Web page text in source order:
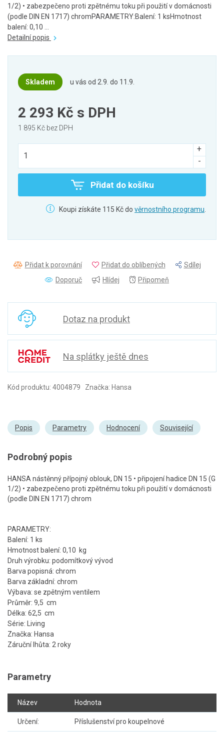
1/2) • zabezpečeno proti zpětnému toku při použití v domácnosti
(podle DIN EN 1717) chromPARAMETRY:Balení: 1 ksHmotnost
balení: 0,10 ...
Detailní popis
Skladem u vás od 2.9. do 11.9.
2 293 Kč s DPH
1 895 Kč bez DPH
Přidat do košíku
Koupi získáte 115 Kč do věrnostního programu
Přidat k porovnání Přidat do oblíbených
Sdílej
Doporuč
Hlídej Připomeň
Dotaz na produkt
Na splátky ještě dnes
Kód produktu: 4004879 Značka: Hansa
Popis Parametry Hodnocení Související
Podrobný popis
HANSA nástěnný přípojný oblouk, DN 15 • připojení hadice DN 15 (G
1/2) • zabezpečeno proti zpětnému toku při použití v domácnosti
(podle DIN EN 1717) chrom
PARAMETRY:
Balení: 1 ks
Hmotnost balení: 0,10 kg
Druh výrobku: podomítkový vývod
Barva popisná: chrom
Barva základní: chrom
Výbava: se zpětným ventilem
Průměr: 9,5 cm
Délka: 62,5 cm
Série: Living
Značka: Hansa
Záruční lhůta: 2 roky
Parametry
Název Hodnota
Určení: Příslušenství pro koupelnové